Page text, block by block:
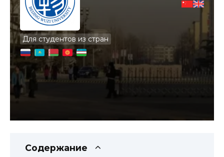
Для студентов из стран
Содержание